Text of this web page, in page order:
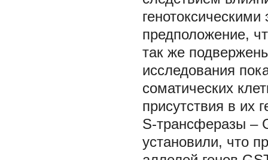
предположение,
так же
исследования
соматических
присутствия в их
S-трансферазы –
установили, что